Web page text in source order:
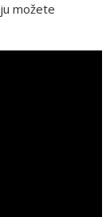
možete